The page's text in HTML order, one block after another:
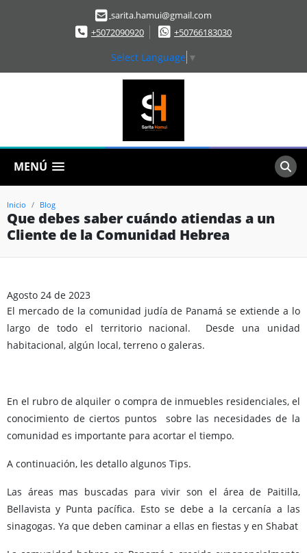
sarita.hamui@gmail.com
+5072090920
+50766183030
Select Language ▼
MENÚ
Inicio Blog
Que debes saber cuándo atiendas a un
Cliente de la Comunidad Hebrea
Agosto 24 de 2023
El mercado de la comunidad judía de Panamá se extiende a lo
largo de todo el territorio nacional. Desde una unidad
habitacional, algún local, terreno o galeras.
En el rubro de alquiler o compra de inmuebles residenciales, el
conocimiento de ciertos puntos sobre las necesidades de la
comunidad es importante para acortar el tiempo.
A continuación, les detallo algunos Tips.
Las áreas mas buscadas para vivir son el área de Paitilla,
Bellavista y Punta pacífica. Esto se debe a la cercanía a las
sinagogas. Ya que deben caminar a ellas en fiestas y en Shabat